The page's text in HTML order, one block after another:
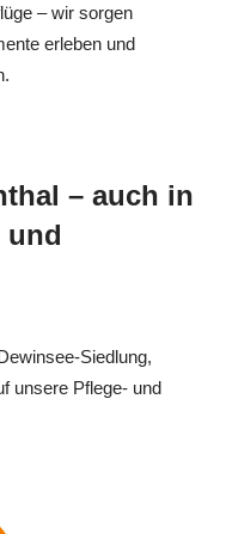
– wir sorgen
erleben und
– auch in
und
Siedlung,
unsere Pflege- und